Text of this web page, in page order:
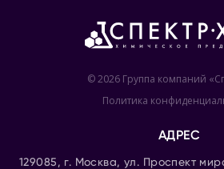
© 2026 Группа компаний
Политика
АДРЕС
129085, г. Москва, ул. Проспект